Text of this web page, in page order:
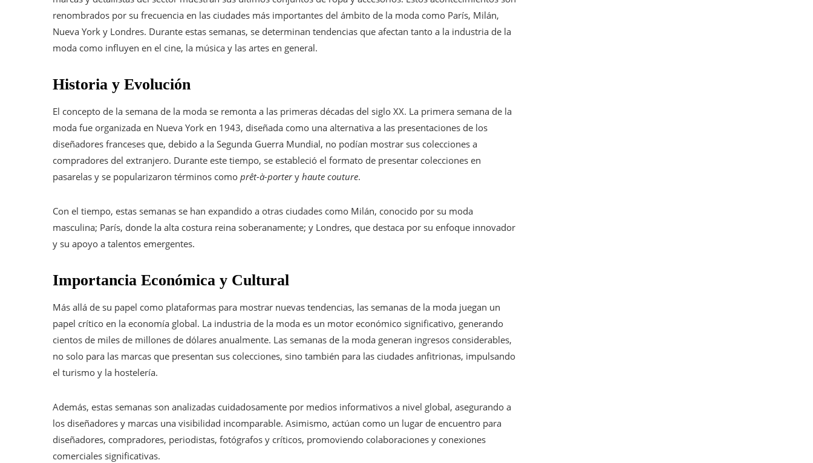
renombrados por su frecuencia en las ciudades más importantes del ámbito de la moda como París, Milán,
Nueva York y Londres. Durante estas semanas, se determinan tendencias que afectan tanto a la industria de la
moda como influyen en el cine, la música y las artes en general.
Historia y Evolución
El concepto de la semana de la moda se remonta a las primeras décadas del siglo XX. La primera semana de la
moda fue organizada en Nueva York en 1943, diseñada como una alternativa a las presentaciones de los
diseñadores franceses que, debido a la Segunda Guerra Mundial, no podían mostrar sus colecciones a
compradores del extranjero. Durante este tiempo, se estableció el formato de presentar colecciones en
pasarelas y se popularizaron términos como prêt-à-portery haute couture.
Con el tiempo, estas semanas se han expandido a otras ciudades como Milán, conocido por su moda
masculina; París, donde la alta costura reina soberanamente; y Londres, que destaca por su enfoque innovador
y su apoyo a talentos emergentes.
Importancia Económica y Cultural
Más allá de su papel como plataformas para mostrar nuevas tendencias, las semanas de la moda juegan un
papel crítico en la economía global. La industria de la moda es un motor económico significativo, generando
cientos de miles de millones de dólares anualmente. Las semanas de la moda generan ingresos considerables,
no solo para las marcas que presentan sus colecciones, sino también para las ciudades anfitrionas, impulsando
el turismo y la hostelería.
Además, estas semanas son analizadas cuidadosamente por medios informativos a nivel global, asegurando a
los diseñadores y marcas una visibilidad incomparable. Asimismo, actúan como un lugar de encuentro para
diseñadores, compradores, periodistas, fotógrafos y críticos, promoviendo colaboraciones y conexiones
comerciales significativas.